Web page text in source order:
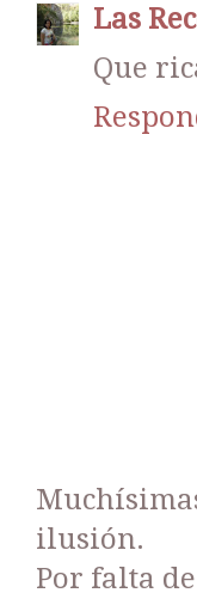
Las
Que
ilusión.
Por falta